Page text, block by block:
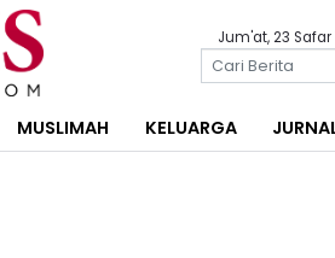
Jum'at, 23
MUSLIMAH KELUARGA